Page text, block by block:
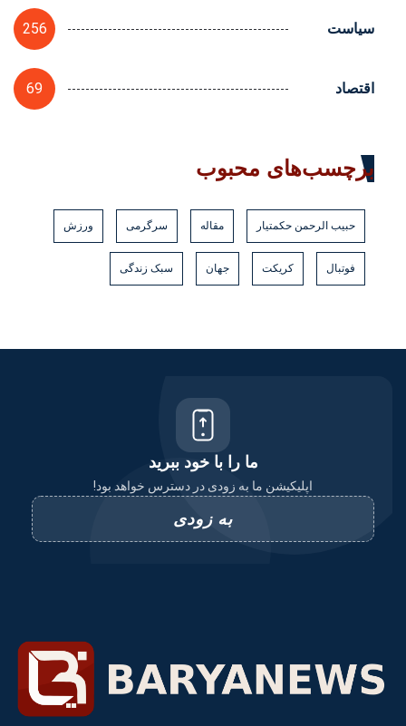
سیاست 256
اقتصاد 69
برچسب‌های محبوب
حبیب الرحمن حکمتیار مقاله سرگرمی ورزش
فوتبال کریکت جهان سبک زندگی
ما را با خود ببرید
اپلیکیشن ما به زودی در دسترس خواهد بود!
به زودی